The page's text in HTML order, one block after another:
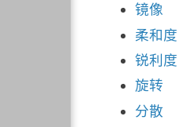
镜像
柔和度
锐利度
旋转
分散